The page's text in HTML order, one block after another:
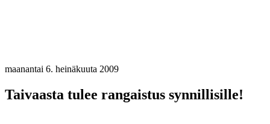
maanantai 6. heinäkuuta 2009
Taivaasta tulee rangaistus synnillisille!